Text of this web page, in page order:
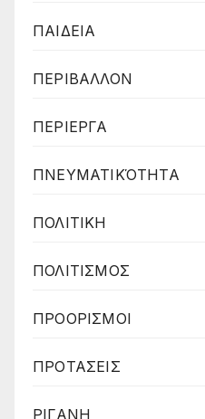
ΠΑΙΔΕΙΑ
ΠΕΡΙΒΑΛΛΟΝ
ΠΕΡΙΕΡΓΑ
ΠΝΕΥΜΑΤΙΚΌΤΗΤΑ
ΠΟΛΙΤΙΚΗ
ΠΟΛΙΤΙΣΜΟΣ
ΠΡΟΟΡΙΣΜΟΙ
ΠΡΟΤΑΣΕΙΣ
ΡΙΓΑΝΗ